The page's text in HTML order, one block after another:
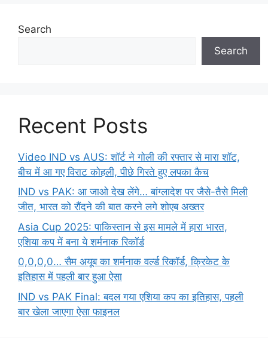
Search
Search
Recent Posts
Video IND vs AUS: शॉर्ट ने गोली की रफ्तार से मारा शॉट,
बीच में आ गए विराट कोहली, पीछे गिरते हुए लपका कैच
IND vs PAK: आ जाओ देख लेंगे… बांग्लादेश पर जैसे-तैसे मिली
जीत, भारत को रौंदने की बात करने लगे शोएब अख्तर
Asia Cup 2025: पाकिस्तान से इस मामले में हारा भारत,
एशिया कप में बना ये शर्मनाक रिकॉर्ड
0,0,0,0… सैम अयूब का शर्मनाक वर्ल्ड रिकॉर्ड, क्रिकेट के
इतिहास में पहली बार हुआ ऐसा
IND vs PAK Final: बदल गया एशिया कप का इतिहास, पहली
बार खेला जाएगा ऐसा फाइनल